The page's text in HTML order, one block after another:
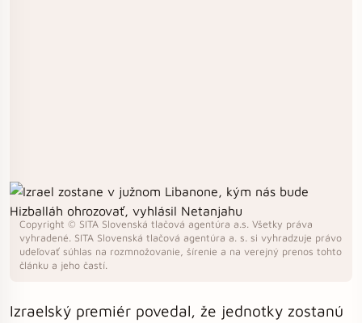
Copyright © SITA Slovenská tlačová agentúra a.s. Všetky práva
vyhradené. SITA Slovenská tlačová agentúra a. s. si vyhradzuje právo
udeľovať súhlas na rozmnožovanie, šírenie a na verejný prenos tohto
článku a jeho častí.
Izraelský premiér povedal, že jednotky zostanú